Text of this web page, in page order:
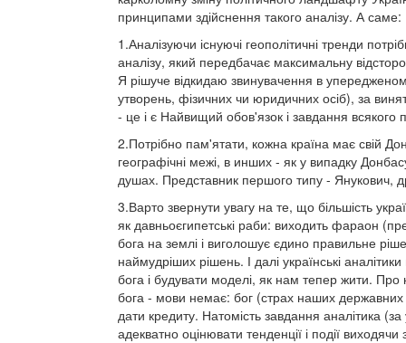
принципами здійснення такого аналізу. А саме:
1.Аналізуючи існуючі геополітичні тренди
аналізу, який передбачає максимальну
Я рішуче відкидаю звинувачення в
утворень, фізичних чи юридичних осіб), за
- це і є Найвищий обов'язок і завдання всякого
2.Потрібно пам'ятати, кожна країна має свій
географічні межі, в инших - як у випадку
душах. Представник першого типу - Янукович,
3.Варто звернути увагу на те, що більшість
як давньоєгипетські раби: виходить фараон
бога на землі і виголошує єдино правильне
наймудріших рішень. І далі українські
бога і будувати моделі, як нам тепер жити.
бога - мови немає: бог (страх наших
дати кредиту. Натомість завдання аналітика
адекватно оцінювати тенденції і події